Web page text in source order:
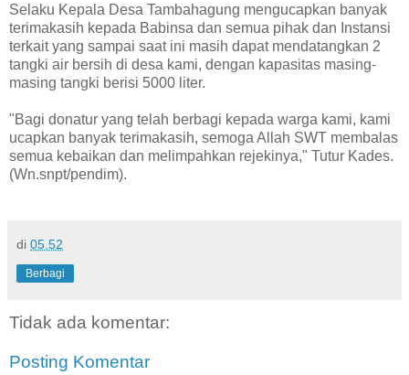
Selaku Kepala Desa Tambahagung mengucapkan banyak
terimakasih kepada Babinsa dan semua pihak dan Instansi
terkait yang sampai saat ini masih dapat mendatangkan 2
tangki air bersih di desa kami, dengan kapasitas masing-
masing tangki berisi 5000 liter.
"Bagi donatur yang telah berbagi kepada warga kami, kami
ucapkan banyak terimakasih, semoga Allah SWT membalas
semua kebaikan dan melimpahkan rejekinya," Tutur Kades.
(Wn.snpt/pendim).
di 05.52
Berbagi
Tidak ada komentar:
Posting Komentar